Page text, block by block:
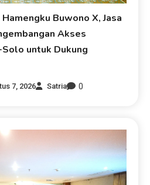
Buwono X, Jasa
Akses
untuk Dukung
7, 2026 Satria 0